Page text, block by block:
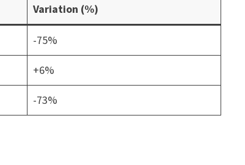
Variation (%)
-75%
+6%
-73%